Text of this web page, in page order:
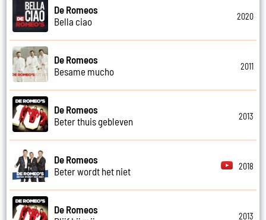
De Romeos
Bella ciao
2020
De Romeos
Besame mucho
2011
De Romeos
Beter thuis gebleven
2013
De Romeos
Beter wordt het niet
2018
De Romeos
2013